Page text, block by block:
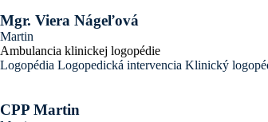
Mgr. Viera Nágeľová
Martin
Ambulancia klinickej logopédie
Logopédia Logopedická intervencia Klinický
CPP Martin